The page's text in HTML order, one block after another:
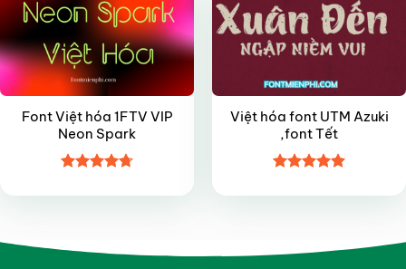
Font Việt hóa 1FTV VIP
Neon Spark
hạng4.75
Việt hóa font UTM Azuki
,font Tết
hạng4.95